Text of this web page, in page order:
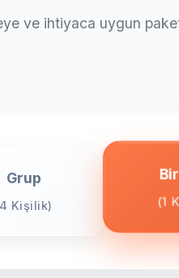
ve ihtiyaca uygun
Grup
Kişilik) (1